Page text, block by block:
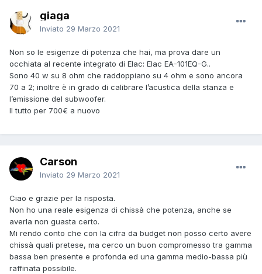
giaga
Inviato 29 Marzo 2021
Non so le esigenze di potenza che hai, ma prova dare un
occhiata al recente integrato di Elac: Elac EA-101EQ-G..
Sono 40 w su 8 ohm che raddoppiano su 4 ohm e sono ancora
70 a 2; inoltre è in grado di calibrare l’acustica della stanza e
l’emissione del subwoofer.
Il tutto per 700€ a nuovo
Carson
Inviato 29 Marzo 2021
Ciao e grazie per la risposta.
Non ho una reale esigenza di chissà che potenza, anche se
averla non guasta certo.
Mi rendo conto che con la cifra da budget non posso certo avere
chissà quali pretese, ma cerco un buon compromesso tra gamma
bassa ben presente e profonda ed una gamma medio-bassa più
raffinata possibile.